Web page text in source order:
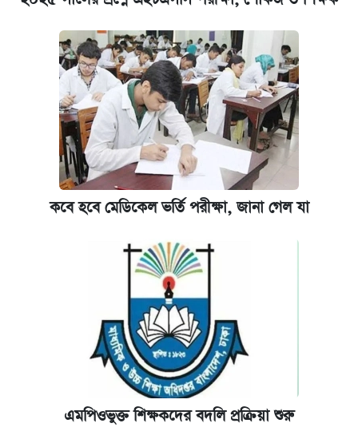
অর্থমন্ত্রী
জুলাই স্মৃতি জাদুঘরে যেতে টিকিট কাটবেন যেভাবে
যুক্তরাষ্ট্র থেকে আরও ২৩ বাংলাদেশিকে দেশে
ফেরত পাঠানো হলো
কবে হবে মেডিকেল ভর্তি পরীক্ষা, জানা গেল যা
এমপিওভুক্ত শিক্ষকদের বদলি প্রক্রিয়া শুরু